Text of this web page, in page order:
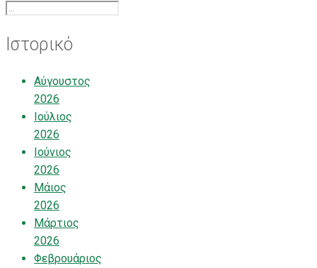
Ιστορικό
Αύγουστος
2026
Ιούλιος
2026
Ιούνιος
2026
Μάιος
2026
Μάρτιος
2026
Φεβρουάριος